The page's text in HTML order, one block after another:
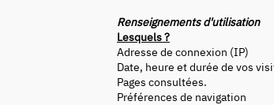
Renseignements d'utilisation
Lesquels ?
Adresse de connexion (IP)
Date, heure et durée de vos
Pages consultées.
Préférences de navigation